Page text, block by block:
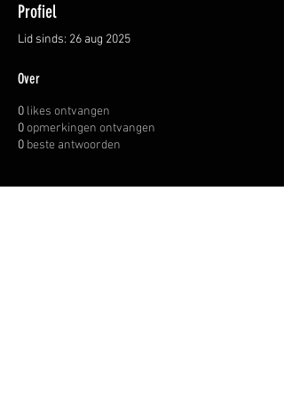
Profiel
Lid sinds: 26 aug 2025
Over
0 likes ontvangen
0opmerkingen ontvangen
0 beste antwoorden